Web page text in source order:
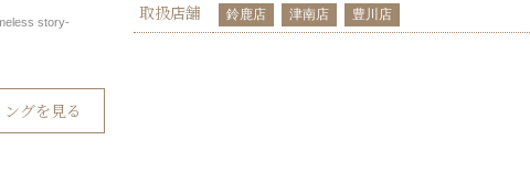
story- 取扱店舗 鈴鹿店 津南店 豊川店
グを見る